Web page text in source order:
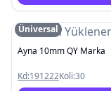
Resim
Üniversal
Ayna 10mm QY Marka
Kd:191222Koli:30